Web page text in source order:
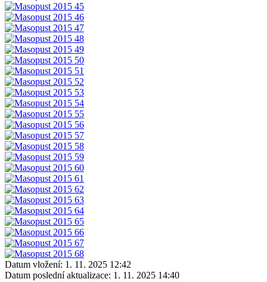
Datum vložení: 1. 11. 2025 12:42
Datum poslední aktualizace: 1. 11. 2025 14:40